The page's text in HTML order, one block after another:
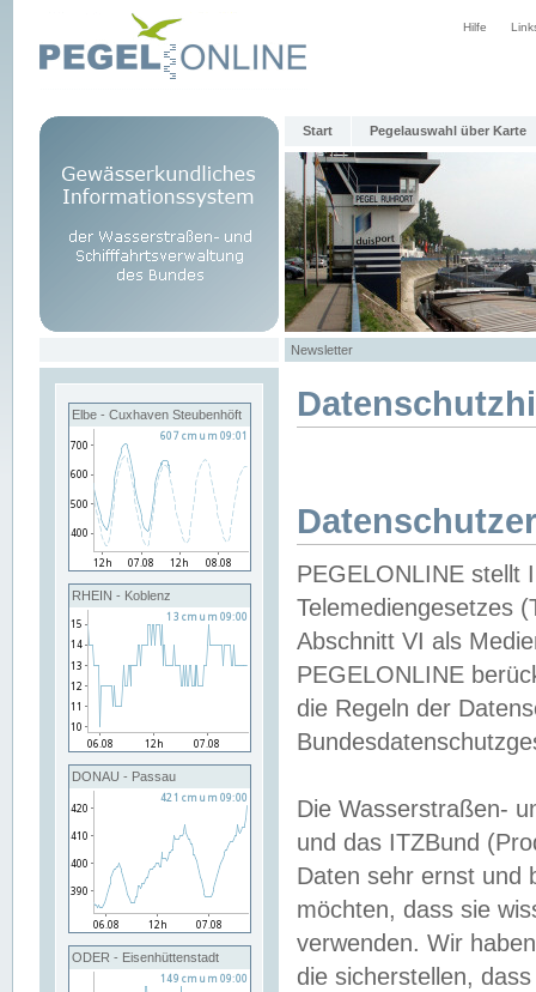
Hilfe
Start Pegelauswahl über Karte
Newsletter
Elbe - Cuxhaven Steubenhöft
RHEIN - Koblenz
DONAU - Passau
ODER - Eisenhüttenstadt
PEGELONLINE stellt
Telemediengesetzes
Abschnitt VI als
PEGELONLINE
die Regeln der
Die Wasserstraßen-
und das ITZBund
Daten sehr ernst und
möchten, dass sie
verwenden. Wir
die sicherstellen,